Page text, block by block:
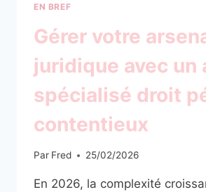
EN BREF
Gérer votre
juridique avec un
spécialisé droit
contentieux
Par Fred 25/02/2026
En 2026, la complexité